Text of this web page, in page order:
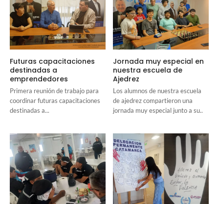
Futuras capacitaciones
destinadas a
emprendedores
Primera reunión de trabajo para
coordinar futuras capacitaciones
destinadas a...
Jornada muy especial en
nuestra escuela de
Ajedrez
Los alumnos de nuestra escuela
de ajedrez compartieron una
jornada muy especial junto a su..